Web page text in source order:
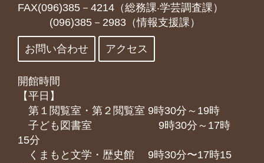
FAX(096)385－4214（総務課‧学芸調査課）
(096)385－2983（情報支援課）
お問い合わせ アクセス
開館時間
【平日】
第１閲覧室・第２閲覧室 9時30分～19時
子ども図書室 9時30分～17時
15分
くまもと⽂学・歴史館 9時30分〜17時15